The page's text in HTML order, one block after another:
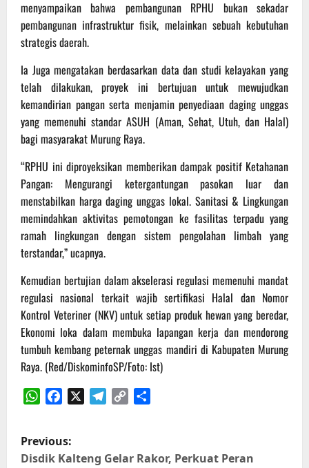
menyampaikan bahwa pembangunan RPHU bukan sekadar
pembangunan infrastruktur fisik, melainkan sebuah kebutuhan
strategis daerah.
Ia Juga mengatakan berdasarkan data dan studi kelayakan yang
telah dilakukan, proyek ini bertujuan untuk mewujudkan
kemandirian pangan serta menjamin penyediaan daging unggas
yang memenuhi standar ASUH (Aman, Sehat, Utuh, dan Halal)
bagi masyarakat Murung Raya.
“RPHU ini diproyeksikan memberikan dampak positif Ketahanan
Pangan: Mengurangi ketergantungan pasokan luar dan
menstabilkan harga daging unggas lokal. Sanitasi & Lingkungan
memindahkan aktivitas pemotongan ke fasilitas terpadu yang
ramah lingkungan dengan sistem pengolahan limbah yang
terstandar,” ucapnya.
Kemudian bertujian dalam akselerasi regulasi memenuhi mandat
regulasi nasional terkait wajib sertifikasi Halal dan Nomor
Kontrol Veteriner (NKV) untuk setiap produk hewan yang beredar,
Ekonomi loka dalam membuka lapangan kerja dan mendorong
tumbuh kembang peternak unggas mandiri di Kabupaten Murung
Raya. (Red/DiskominfoSP/Foto: Ist)
P
Previous:
Disdik Kalteng Gelar Rakor, Perkuat Peran